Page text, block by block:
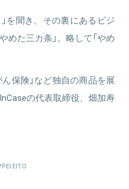
。2016年justInCaseを共同創
/ Ruby / VBA。日本アクチュア
会準会員。ワインエキスパー
を聞き、その裏にあるビジ
めた三カ条」。略して「やめ
保険」など独自の商品を展
の代表取締役、畑加寿
EITO